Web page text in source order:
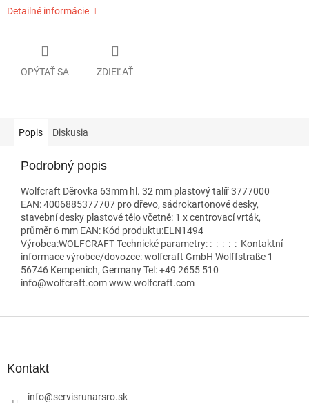
Detailné informácie
OPÝTAŤ SA ZDIEĽAŤ
Popis Diskusia
Podrobný popis
Wolfcraft Děrovka 63mm hl. 32 mm plastový talíř 3777000
EAN: 4006885377707 pro dřevo, sádrokartonové desky,
stavební desky plastové tělo včetně: 1 x centrovací vrták,
průměr 6 mm EAN: Kód produktu:ELN1494
Výrobca:WOLFCRAFT Technické parametry: : : : : : Kontaktní
informace výrobce/dovozce: wolfcraft GmbH Wolffstraße 1
56746 Kempenich, Germany Tel: +49 2655 510
info@wolfcraft.com www.wolfcraft.com
Kontakt
info@servisrunarsro.sk